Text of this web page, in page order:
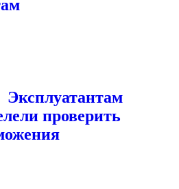
Эксплуатантам
проверить